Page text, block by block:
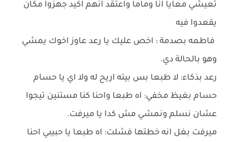
تعيشي معايا انا وماما واعتقد انهم اكيد جهزوا مكان
يقعدوا فيه
فاطمه بصدمة : اخص عليك يا رعد عاوز اخوك يمشي
وهو بالحالة دي.
رعد بذكاء: لا طبعا بس بيته اريح له ولا اي يا حسام
حسام بغيظ مخفي: اه طبعا واحنا كنا مستنين تيجوا
عشان نسلم ونمشي مش كدا يا ميرفت.
ميرفت بغل انه خطتها فشلت: اه طبعا يا حبيبي احنا